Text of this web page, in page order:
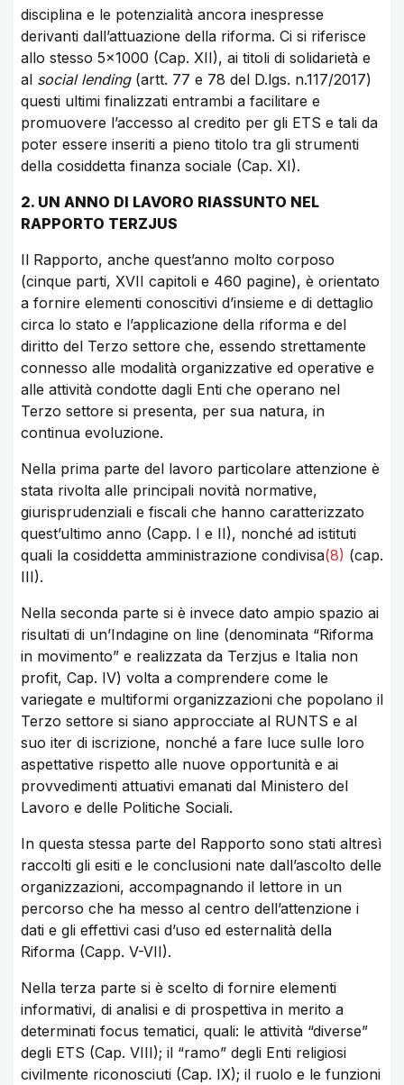
disciplina e le potenzialità ancora inespresse
derivanti dall’attuazione della riforma. Ci si riferisce
allo stesso 5×1000 (Cap. XII), ai titoli di solidarietà e
al social lending(artt. 77 e 78 del D.lgs. n.117/2017)
questi ultimi finalizzati entrambi a facilitare e
promuovere l’accesso al credito per gli ETS e tali da
poter essere inseriti a pieno titolo tra gli strumenti
della cosiddetta finanza sociale (Cap. XI).
2. UN ANNO DI LAVORO RIASSUNTO NEL
RAPPORTO TERZJUS
Il Rapporto, anche quest’anno molto corposo
(cinque parti, XVII capitoli e 460 pagine), è orientato
a fornire elementi conoscitivi d’insieme e di dettaglio
circa lo stato e l’applicazione della riforma e del
diritto del Terzo settore che, essendo strettamente
connesso alle modalità organizzative ed operative e
alle attività condotte dagli Enti che operano nel
Terzo settore si presenta, per sua natura, in
continua evoluzione.
Nella prima parte del lavoro particolare attenzione è
stata rivolta alle principali novità normative,
giurisprudenziali e fiscali che hanno caratterizzato
quest’ultimo anno (Capp. I e II), nonché ad istituti
quali la cosiddetta amministrazione condivisa(8) (cap.
III).
Nella seconda parte si è invece dato ampio spazio ai
risultati di un’Indagine on line (denominata “Riforma
in movimento” e realizzata da Terzjus e Italia non
profit, Cap. IV) volta a comprendere come le
variegate e multiformi organizzazioni che popolano il
Terzo settore si siano approcciate al RUNTS e al
suo iter di iscrizione, nonché a fare luce sulle loro
aspettative rispetto alle nuove opportunità e ai
provvedimenti attuativi emanati dal Ministero del
Lavoro e delle Politiche Sociali.
In questa stessa parte del Rapporto sono stati altresì
raccolti gli esiti e le conclusioni nate dall’ascolto delle
organizzazioni, accompagnando il lettore in un
percorso che ha messo al centro dell’attenzione i
dati e gli effettivi casi d’uso ed esternalità della
Riforma (Capp. V-VII).
Nella terza parte si è scelto di fornire elementi
informativi, di analisi e di prospettiva in merito a
determinati focus tematici, quali: le attività “diverse”
degli ETS (Cap. VIII); il “ramo” degli Enti religiosi
civilmente riconosciuti (Cap. IX); il ruolo e le funzioni